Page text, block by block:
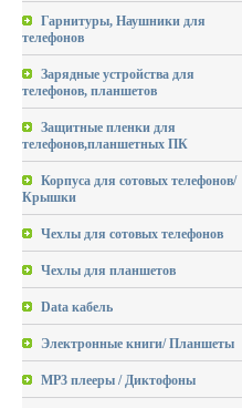
Гарнитуры, Наушники для
телефонов
Зарядные устройства для
телефонов, планшетов
Защитные пленки для
телефонов,планшетных ПК
Корпуса для сотовых телефонов/
Крышки
Чехлы для сотовых телефонов
Чехлы для планшетов
Data кабель
Электронные книги/ Планшеты
MP3 плееры / Диктофоны